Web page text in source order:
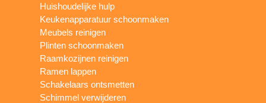
Huishoudelijke hulp
Keukenapparatuur schoonmaken
Meubels reinigen
Plinten schoonmaken
Raamkozijnen reinigen
Ramen lappen
Schakelaars ontsmetten
Schimmel verwijderen